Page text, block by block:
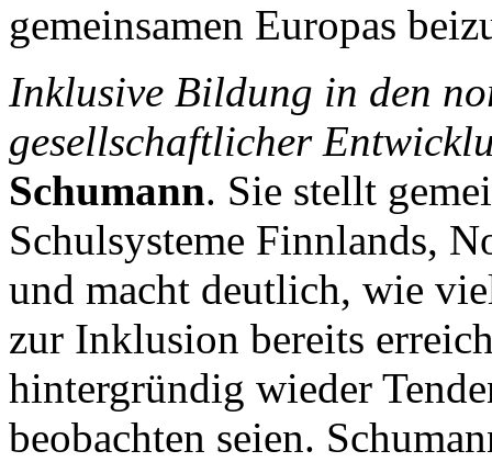
gemeinsamen Europas
Inklusive Bildung in den
gesellschaftlicher
Schumann. Sie stellt
Schulsysteme Finnlands,
und macht deutlich, wie
zur Inklusion bereits
hintergründig wieder
beobachten seien.